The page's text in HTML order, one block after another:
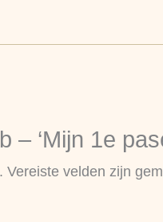
– ‘Mijn 1e
Vereiste velden zijn